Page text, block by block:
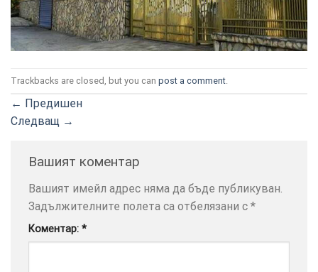
Trackbacks are closed, but you can post a comment
← Предишен
Следващ →
Вашият коментар
Вашият имейл адрес няма да бъде публикуван.
Задължителните полета са отбелязани с *
Коментар: *
× САЙТ
ИЗПОЛЗВА
БИСКВИТКИ.
ИНФОРМАЦИЯ
МОЖЕТЕ
ДА
НАМЕРИТЕ
ТУК.